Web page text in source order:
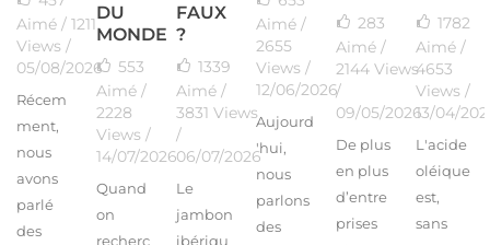
Aimé / 1211
Views /
05/08/2026
Récem
ment,
nous
avons
parlé
des
DU
MONDE
553
Aimé /
2228
Views /
14/07/2026
Quand
on
recherc
FAUX
?
1339
Aimé /
3831 Views
/
06/07/2026
Le
jambon
ibériqu
Aimé /
2655
Views /
12/06/2026
Aujourd
'hui,
nous
parlons
des
283
Aimé /
2144 Views
/
09/05/2026
De plus
en plus
d’entre
prises
1782
Aimé /
4653
Views /
13/04/
L'acide
oléique
est,
sans